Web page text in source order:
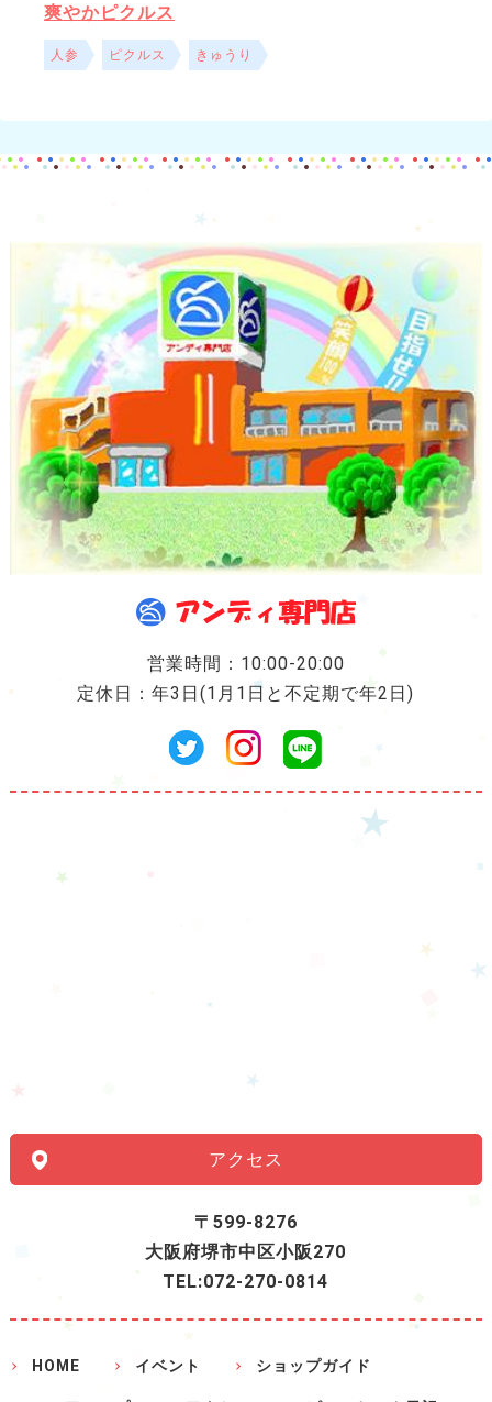
爽やかピクルス
人参 ピクルス きゅうり
営業時間：10:00-20:00
定休日：年3日(1月1日と不定期で年2日)
アクセス
〒599-8276
大阪府堺市中区小阪270
TEL:072-270-0814
HOME イベント ショップガイド